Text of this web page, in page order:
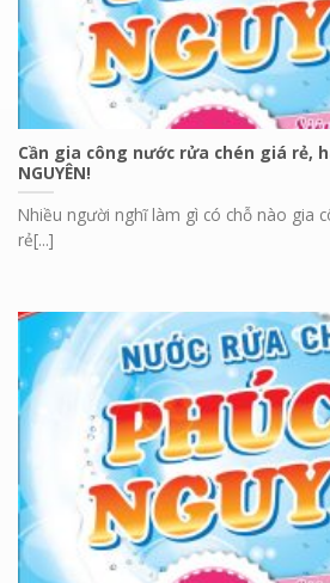
Cần gia công nước rửa chén giá rẻ,
NGUYÊN!
Nhiều người nghĩ làm gì có chỗ nào gia
rẻ[...]